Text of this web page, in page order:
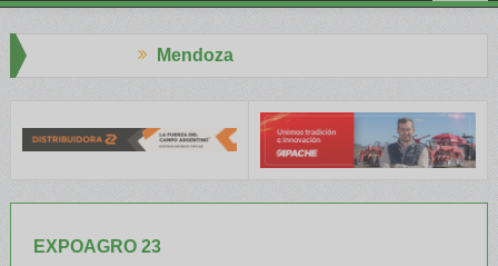
Mendoza
EXPOAGRO 23